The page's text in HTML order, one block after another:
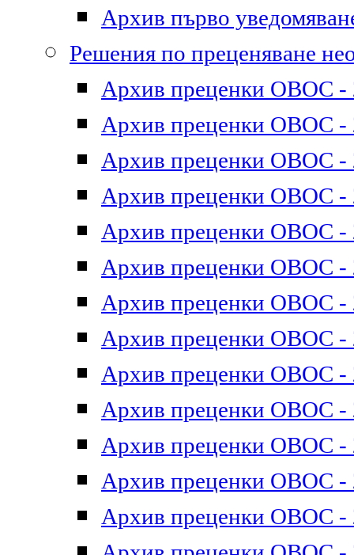
Архив първо
Решения по преценяване
Архив преценки ОВОС -
Архив преценки ОВОС -
Архив преценки ОВОС -
Архив преценки ОВОС -
Архив преценки ОВОС -
Архив преценки ОВОС -
Архив преценки ОВОС -
Архив преценки ОВОС -
Архив преценки ОВОС -
Архив преценки ОВОС -
Архив преценки ОВОС -
Архив преценки ОВОС -
Архив преценки ОВОС -